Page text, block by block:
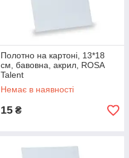
Полотно на картоні, 13*18
см, бавовна, акрил, ROSA
Talent
Немає в наявності
15 ₴